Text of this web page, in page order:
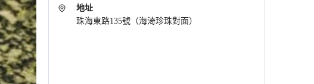
地址
珠海東路135號（海渏珍珠對面）